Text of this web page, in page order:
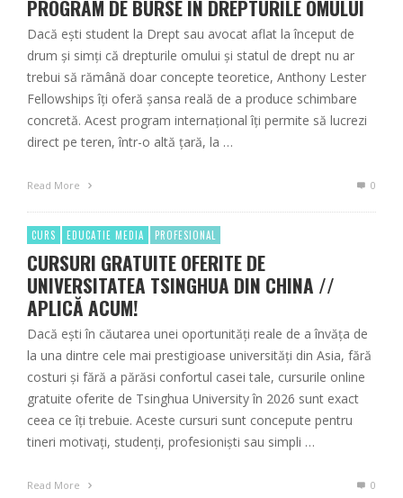
PROGRAM DE BURSE ÎN DREPTURILE OMULUI
Dacă ești student la Drept sau avocat aflat la început de
drum și simți că drepturile omului și statul de drept nu ar
trebui să rămână doar concepte teoretice, Anthony Lester
Fellowships îți oferă șansa reală de a produce schimbare
concretă. Acest program internațional îți permite să lucrezi
direct pe teren, într-o altă țară, la …
Read More 0
CURS EDUCATIE MEDIA PROFESIONAL
CURSURI GRATUITE OFERITE DE
UNIVERSITATEA TSINGHUA DIN CHINA //
APLICĂ ACUM!
Dacă ești în căutarea unei oportunități reale de a învăța de
la una dintre cele mai prestigioase universități din Asia, fără
costuri și fără a părăsi confortul casei tale, cursurile online
gratuite oferite de Tsinghua University în 2026 sunt exact
ceea ce îți trebuie. Aceste cursuri sunt concepute pentru
tineri motivați, studenți, profesioniști sau simpli …
Read More 0